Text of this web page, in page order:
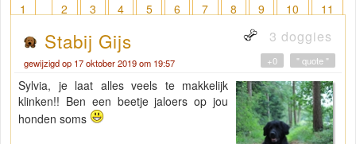
1 2 3 4 5 6 7 8 9 10
11
Stabij Gijs 3 doggies
gewijzigd op 17 oktober 2019 om 19:57 " quote "
+0
Sylvia, je laat alles veels te makkelijk
klinken!! Ben een beetje jaloers op jou
honden soms